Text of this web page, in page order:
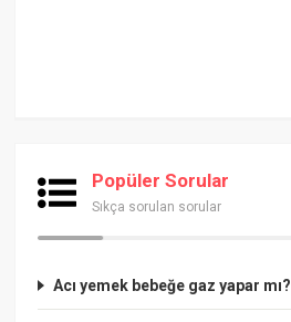
Popüler Sorular
Sıkça sorulan sorular
Acı yemek bebeğe gaz yapar mı?